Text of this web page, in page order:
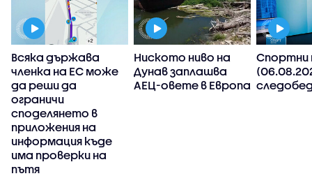
Всяка държава
членка на ЕС може
да реши да
ограничи
споделянето в
приложения на
информация къде
има проверки на
пътя
Ниското ниво на
Дунав заплашва
АЕЦ-овете в Европа
Спортни